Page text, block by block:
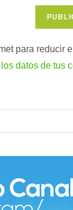
para reducir
datos de tus